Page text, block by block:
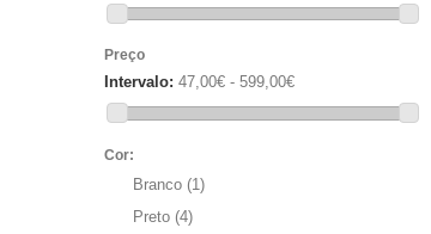
Preço
Intervalo: 47,00€ - 599,00€
Cor:
Branco (1)
Preto (4)